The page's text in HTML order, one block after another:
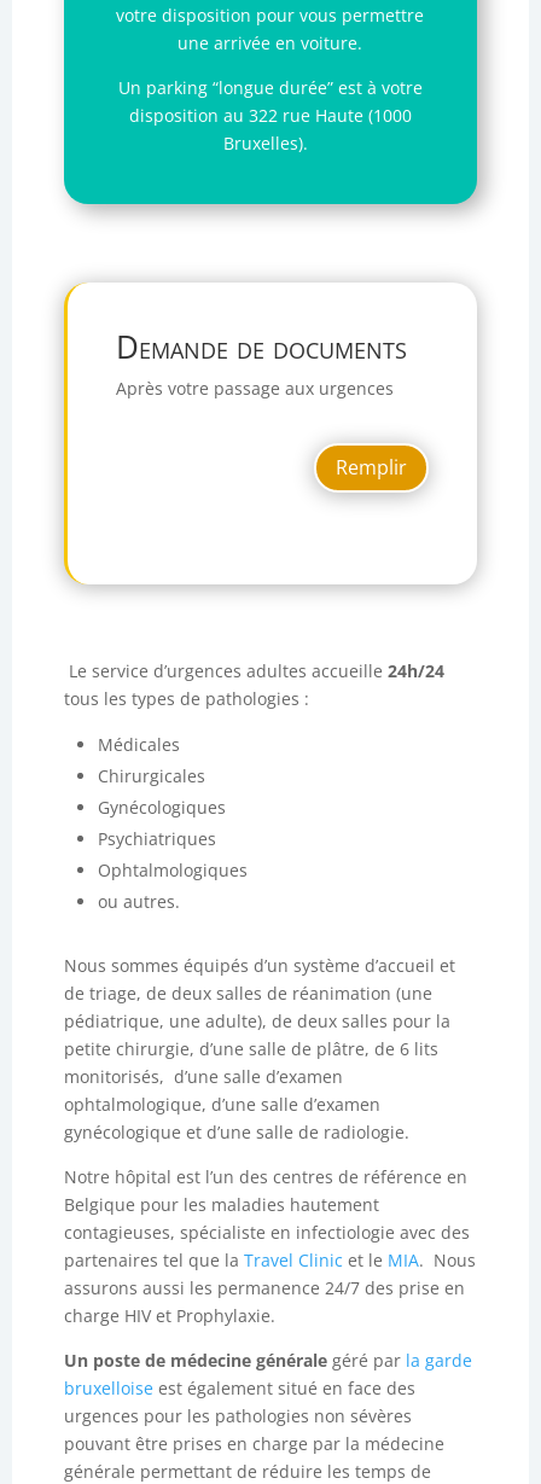
votre disposition pour vous permettre
une arrivée en voiture.
Un parking “longue durée” est à votre
disposition au 322 rue Haute (1000
Bruxelles).
Demande de documents
Après votre passage aux urgences
Remplir
Le service d’urgences adultes accueille 24h/24
tous les types de pathologies :
Médicales
Chirurgicales
Gynécologiques
Psychiatriques
Ophtalmologiques
ou autres.
Nous sommes équipés d’un système d’accueil et
de triage, de deux salles de réanimation (une
pédiatrique, une adulte), de deux salles pour la
petite chirurgie, d’une salle de plâtre, de 6 lits
monitorisés, d’une salle d’examen
ophtalmologique, d’une salle d’examen
gynécologique et d’une salle de radiologie.
Notre hôpital est l’un des centres de référence en
Belgique pour les maladies hautement
contagieuses, spécialiste en infectiologie avec des
partenaires tel que la Travel Clinic et le MIA. Nous
assurons aussi les permanence 24/7 des prise en
charge HIV et Prophylaxie.
Un poste de médecine généralegéré par la garde
bruxelloise est également situé en face des
urgences pour les pathologies non sévères
pouvant être prises en charge par la médecine
générale permettant de réduire les temps de